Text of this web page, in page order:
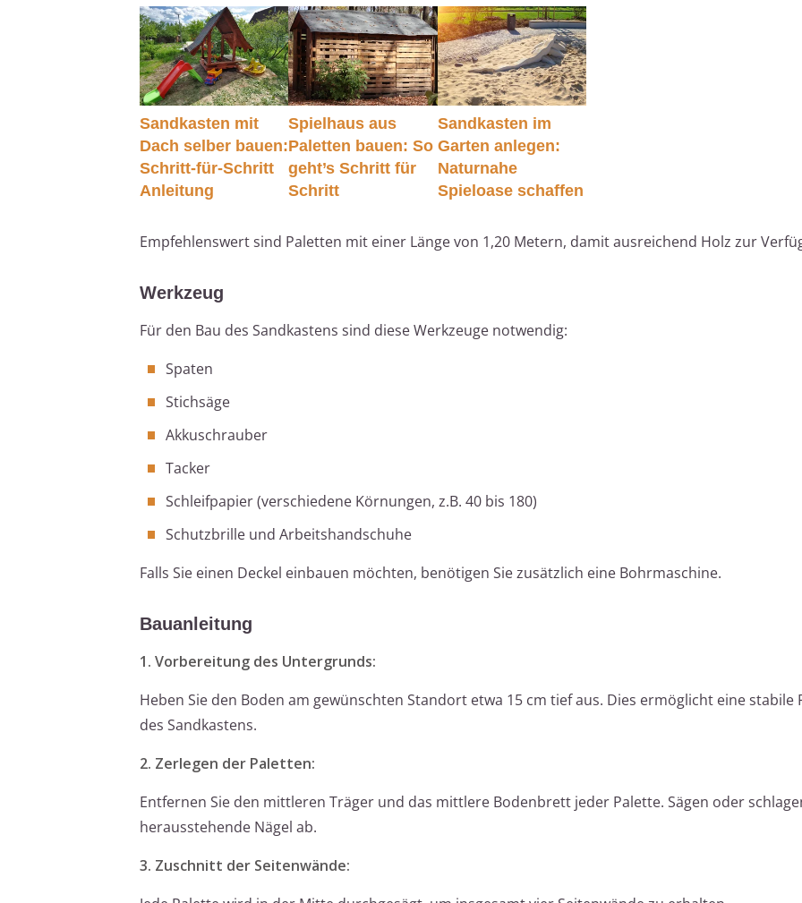
Sandkasten mit
Dach selber bauen:
Schritt-für-Schritt
Anleitung
Spielhaus aus
Paletten bauen: So
geht’s Schritt für
Schritt
Sandkasten im
Garten anlegen:
Naturnahe
Spieloase schaffen
Empfehlenswert sind Paletten mit einer Länge von 1,20 Metern, damit ausreichend Holz zur
Werkzeug
Für den Bau des Sandkastens sind diese Werkzeuge notwendig:
Spaten
Stichsäge
Akkuschrauber
Tacker
Schleifpapier (verschiedene Körnungen, z.B. 40 bis 180)
Schutzbrille und Arbeitshandschuhe
Falls Sie einen Deckel einbauen möchten, benötigen Sie zusätzlich eine Bohrmaschine.
Bauanleitung
1. Vorbereitung des Untergrunds:
Heben Sie den Boden am gewünschten Standort etwa 15 cm tief aus. Dies ermöglicht eine stabile
des Sandkastens.
2. Zerlegen der Paletten:
Entfernen Sie den mittleren Träger und das mittlere Bodenbrett jeder Palette. Sägen oder
herausstehende Nägel ab.
3. Zuschnitt der Seitenwände: